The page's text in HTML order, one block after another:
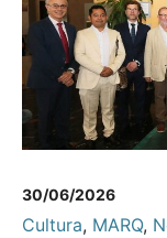
30/06/2026
Cultura, MARQ,